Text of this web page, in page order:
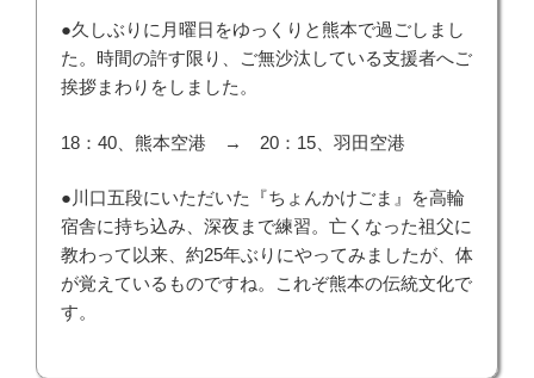
●久しぶりに月曜日をゆっくりと熊本で過ごしまし
た。時間の許す限り、ご無沙汰している支援者へご
挨拶まわりをしました。
18：40、熊本空港 → 20：15、羽田空港
●川口五段にいただいた『ちょんかけごま』を高輪
宿舎に持ち込み、深夜まで練習。亡くなった祖父に
教わって以来、約25年ぶりにやってみましたが、体
が覚えているものですね。これぞ熊本の伝統文化で
す。